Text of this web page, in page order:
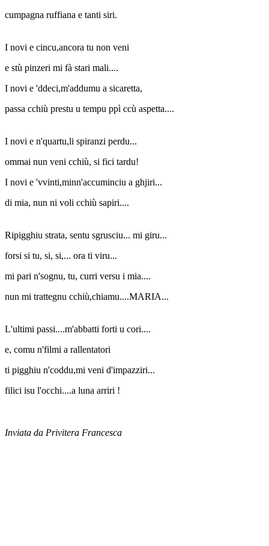
cumpagna ruffiana e tanti siri.
I novi e cincu,ancora tu non veni
e stù pinzeri mi fà stari mali....
I novi e 'ddeci,m'addumu a sicaretta,
passa cchiù prestu u tempu ppì ccù aspetta....
I novi e n'quartu,li spiranzi perdu...
ommai nun veni cchiù, si fici tardu!
I novi e 'vvinti,minn'accuminciu a ghjiri...
di mia, nun ni voli cchiù sapiri....
Ripigghiu strata, sentu sgrusciu... mi giru...
forsi si tu, si, si,... ora ti viru...
mi pari n'sognu, tu, curri versu i mia....
nun mi trattegnu cchiù,chiamu....MARIA...
L'ultimi passi....m'abbatti forti u cori....
e, comu n'filmi a rallentatori
ti pigghiu n'coddu,mi veni d'impazziri...
filici isu l'occhi....a luna arriri !
Inviata da Privitera Francesca